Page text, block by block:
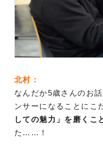
北村：
なんだか5歳さんのお
ンサーになることにこ
しての魅力」を磨くこ
た……！